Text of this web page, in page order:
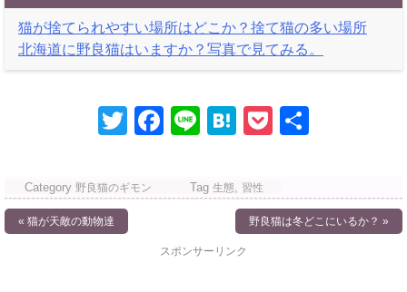
猫が捨てられやすい場所はどこか？捨て猫の多い場所
北海道に野良猫はいますか？写真で見てみる。
T
tt
er
F
e
b
o
Li
e
H
e
n
a
P
et
Category 野良猫のギモン Tag 生態, 習性
投
« 猫が天敵の動物達 野良猫は冬どこにいるか？ »
スポンサーリンク